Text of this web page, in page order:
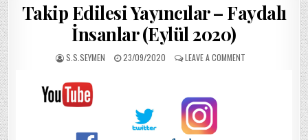
Takip Edilesi Yayıncılar – Faydalı
İnsanlar (Eylül 2020)
AUTHOR:
S.S.SEYMEN
PUBLISHED
23/09/2020 LEAVE A COMMENT